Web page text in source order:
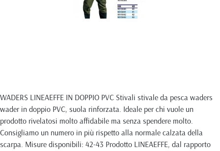
WADERS LINEAEFFE IN DOPPIO PVC Stivali stivale da pesca waders
wader in doppio PVC, suola rinforzata. Ideale per chi vuole un
prodotto rivelatosi molto affidabile ma senza spendere molto.
Consigliamo un numero in più rispetto alla normale calzata della
scarpa. Misure disponibili: 42-43 Prodotto LINEAEFFE, dal rapporto